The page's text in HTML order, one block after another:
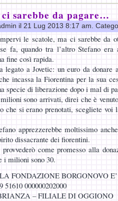
sarebbe da pagare…
il 21 Lug 2013 8:17 am.
le scatole, ma ci sarebbe da
fa, quando tra l’altro Stefano era
fine così rapida.
legato a Jovetic: un euro da donare
incassa la Fiorentina per la sua
specie di liberazione dopo i mal di
sono arrivati, direi che è
che si erano prenotati, scegliete voi
apprezzerebbe moltissimo
dissacrante dei fiorentini.
come promesso alla
i milioni sono 30.
FONDAZIONE BORGONOVO E’
51610 000000202000
– FILIALE DI OGGIONO